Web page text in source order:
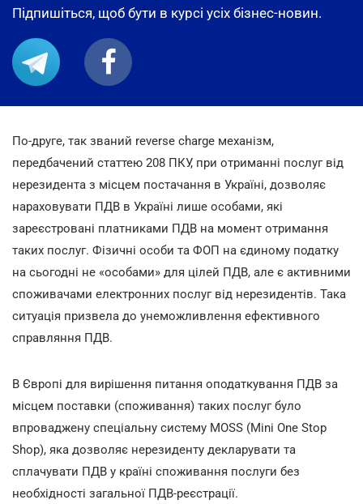
Підпишіться, щоб бути в курсі усіх бізнес-новин.
По-друге, так званий reverse charge механізм,
передбачений статтею 208 ПКУ, при отриманні послуг від
нерезидента з місцем постачання в Україні, дозволяє
нараховувати ПДВ в Україні лише особами, які
зареєстровані платниками ПДВ на момент отримання
таких послуг. Фізичні особи та ФОП на єдиному податку
на сьогодні не «особами» для цілей ПДВ, але є активними
споживачами електронних послуг від нерезидентів. Така
ситуація призвела до унеможливлення ефективного
справляння ПДВ.
В Європі для вирішення питання оподаткування ПДВ за
місцем поставки (споживання) таких послуг було
впроваджену спеціальну систему MOSS (Mini One Stop
Shop), яка дозволяє нерезиденту декларувати та
сплачувати ПДВ у країні споживання послуги без
необхідності загальної ПДВ-реєстрації.